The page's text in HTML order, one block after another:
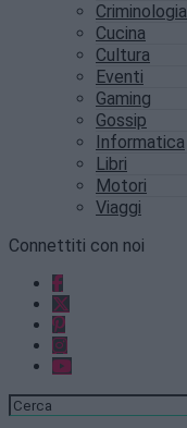
Criminologia
Cucina
Cultura
Eventi
Gaming
Gossip
Informatica
Libri
Motori
Viaggi
Connettiti con noi